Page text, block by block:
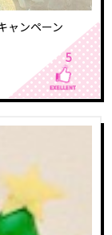
ャンペーン
5